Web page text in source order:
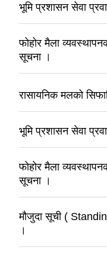
भूमि प्रशासन सेवा
फोहोर मैला
सूचना ।
रासायनिक मलको
भूमि प्रशासन सेवा
फोहोर मैला
सूचना ।
मौजुदा सूची (
।